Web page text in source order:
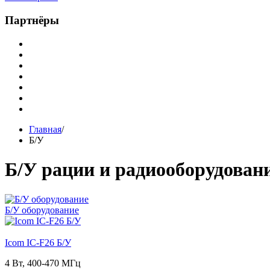
Партнёры
Главная/
Б/У
Б/У рации и
Б/У оборудование
Icom IC-F26 Б/У
4 Вт, 400-470 МГц